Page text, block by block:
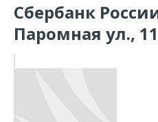
Сбербанк
Паромная ул.,